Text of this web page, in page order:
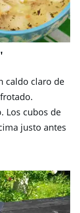
caldo claro de
Los cubos de
justo antes